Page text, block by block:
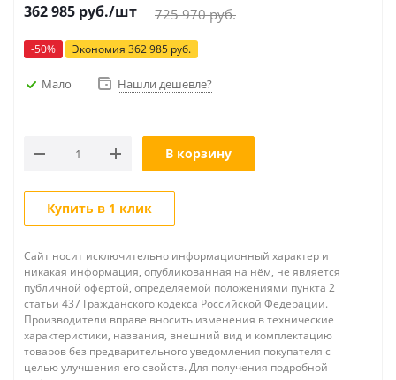
362 985 руб./шт 725 970руб.
-50% Экономия 362 985 руб.
Мало Нашли дешевле?
В корзину
Купить в 1 клик
Сайт носит исключительно информационный характер и
никакая информация, опубликованная на нём, не является
публичной офертой, определяемой положениями пункта 2
статьи 437 Гражданского кодекса Российской Федерации.
Производители вправе вносить изменения в технические
характеристики, названия, внешний вид и комплектацию
товаров без предварительного уведомления покупателя с
целью улучшения его свойств. Для получения подробной